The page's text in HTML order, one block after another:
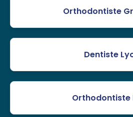
Orthodontiste
Dentiste
Orthodontiste